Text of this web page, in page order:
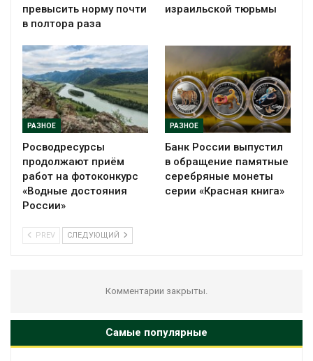
превысить норму почти
в полтора раза
израильской тюрьмы
РАЗНОЕ
Росводресурсы
продолжают приём
работ на фотоконкурс
«Водные достояния
России»
РАЗНОЕ
Банк России выпустил
в обращение памятные
серебряные монеты
серии «Красная книга»
PREV СЛЕДУЮЩИЙ
Комментарии закрыты.
Самые популярные